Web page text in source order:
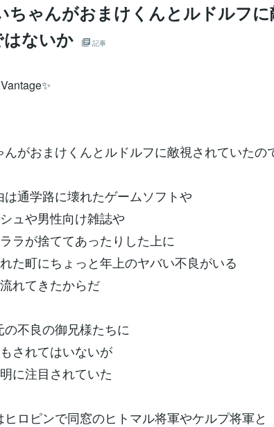
ゃんがおまけくんとルドルフに
ないか
記事
がおまけくんとルドルフに敵視されていたの
通学路に壊れたゲームソフトや
男性向け雑誌や
ててあったりした上に
ちょっと年上のヤバい不良がいる
きたからだ
不良の御兄様たちに
てはいないが
目されていた
ロピンで同窓のヒトマル将軍やケルプ将軍と